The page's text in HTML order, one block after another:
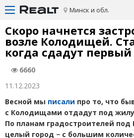
Минск и обл.
Скоро начнется
возле Колодищей.
когда сдадут
6660
11.12.2023
Весной мы писали про то, что
с Колодищами отдадут под
По планам градостроителей
целый город − с большим